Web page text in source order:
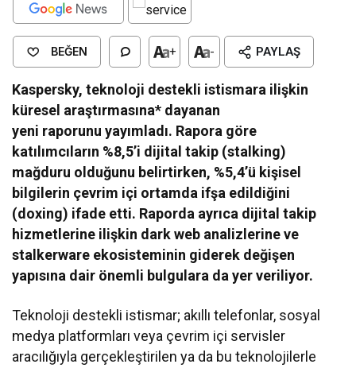
BEĞEN + - PAYLAŞ
Kaspersky, teknoloji destekli istismara ilişkin
küresel araştırmasına* dayanan
yeni raporunu yayımladı. Rapora göre
katılımcıların %8,5’i dijital takip (stalking)
mağduru olduğunu belirtirken, %5,4’ü kişisel
bilgilerin çevrim içi ortamda ifşa edildiğini
(doxing) ifade etti. Raporda ayrıca dijital takip
hizmetlerine ilişkin dark web analizlerine ve
stalkerware ekosisteminin giderek değişen
yapısına dair önemli bulgulara da yer veriliyor.
Teknoloji destekli istismar; akıllı telefonlar, sosyal
medya platformları veya çevrim içi servisler
aracılığıyla gerçekleştirilen ya da bu teknolojilerle